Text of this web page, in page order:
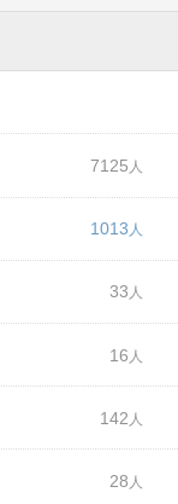
7125
1013
33
16
142
28